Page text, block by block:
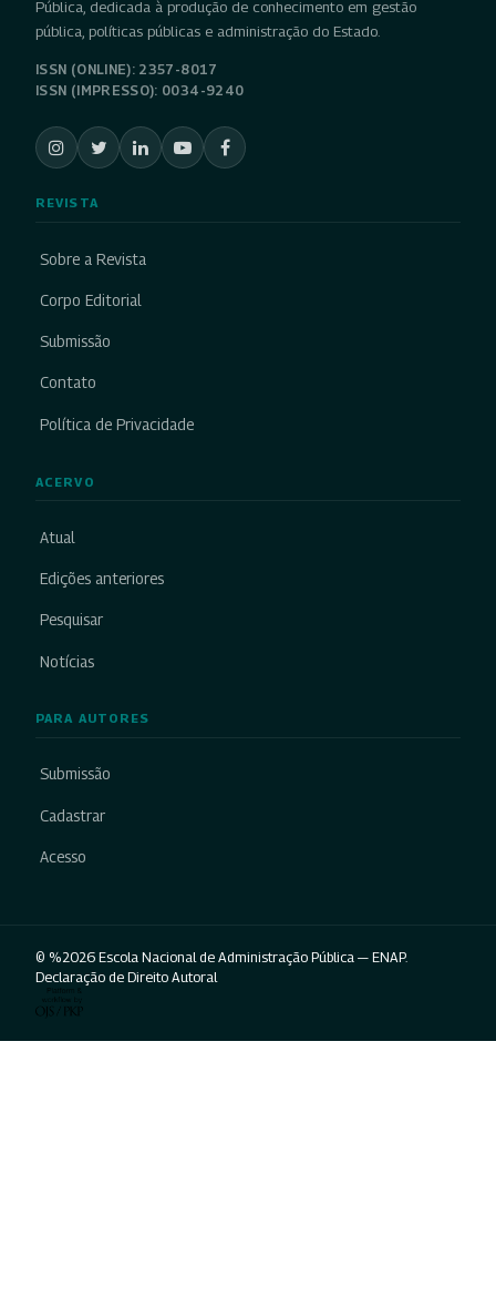
Pública, dedicada à produção de conhecimento em gestão
pública, políticas públicas e administração do Estado.
ISSN (ONLINE): 2357-8017
ISSN (IMPRESSO): 0034-9240
REVISTA
Sobre a Revista
Corpo Editorial
Submissão
Contato
Política de Privacidade
ACERVO
Atual
Edições anteriores
Pesquisar
Notícias
PARA AUTORES
Submissão
Cadastrar
Acesso
© %2026 Escola Nacional de Administração Pública — ENAP.
Declaração de Direito Autoral